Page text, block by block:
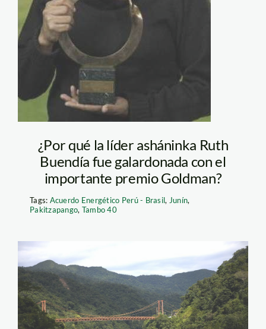
¿Por qué la líder asháninka Ruth
Buendía fue galardonada con el
importante premio Goldman?
Tags: Acuerdo Energético Perú - Brasil, Junín,
Pakitzapango, Tambo 40
amz14